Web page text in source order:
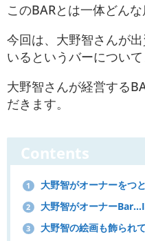
このBARとは一体どん
今回は、大野智さんが
いるというバーについて
大野智さんが経営する
だきます。
Contents
1 大野智がオーナーをつ
2 大野智がオーナー
3 大野智の絵画も飾られ